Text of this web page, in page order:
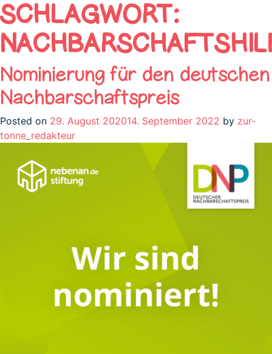
SCHLAGWORT:
Nominierung für den deutschen
Nachbarschaftspreis
Posted on 29. August 202014. September 2022 by zur-
tonne_redakteur